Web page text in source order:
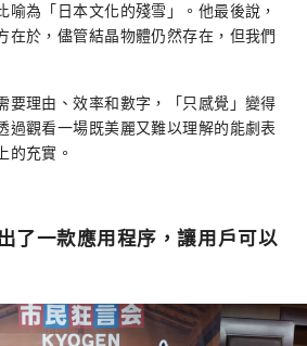
喻為「日本文化的殘雪」。他最後說，
在於，儘管結晶物體仍然存在，但我們
要理由、效率和數字，「只感覺」變得
過觀看一場既美麗又難以理解的能劇表
的充實。
了一款應用程序，讓用戶可以